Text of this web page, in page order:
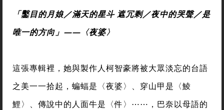
「鑿目的月娘／滿天的星斗 遮冗剩／夜中的哭聲／是
唯一的方向」——〈夜婆〉
這張專輯裡，她與製作人柯智豪將被大眾淡忘的台語
之美一一拾起，蝙蝠是〈夜婆〉、穿山甲是〈鯪
鯉〉、傳說中的人面牛是〈件〉⋯⋯，巴奈以母語的